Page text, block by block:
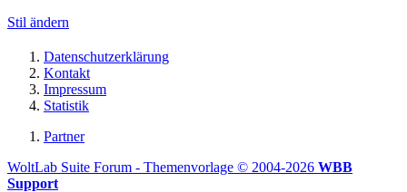
Stil ändern
Datenschutzerklärung
Kontakt
Impressum
Statistik
Partner
WoltLab Suite Forum - Themenvorlage © 2004-2026 WBB
Support